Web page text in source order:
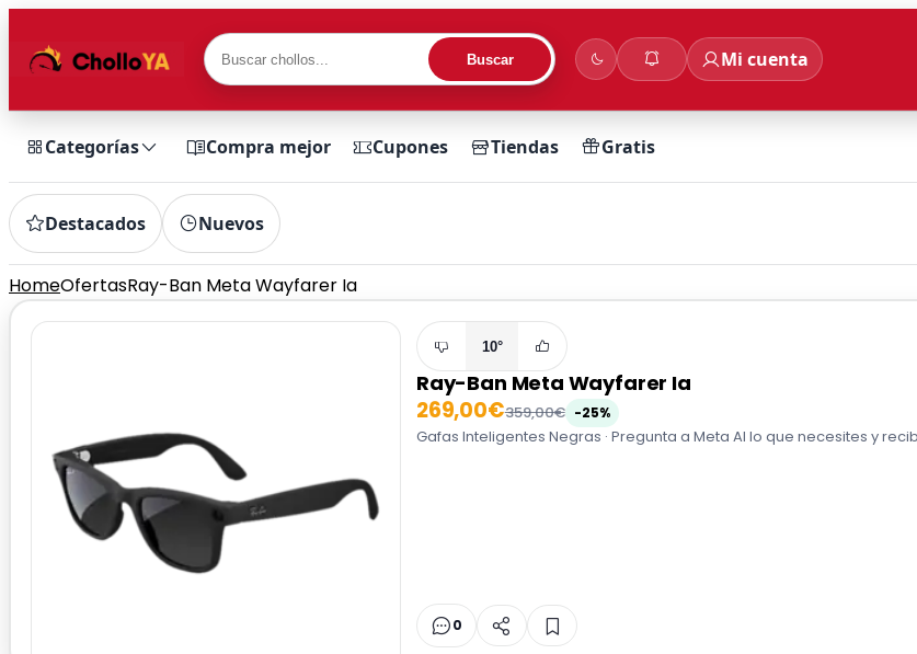
Buscar Mi cuenta
Categorías Compra mejor Cupones Tiendas Gratis
Destacados Nuevos
HomeOfertasRay-Ban Meta Wayfarer Ia
10°
Ray-Ban Meta Wayfarer Ia
269,00€359,00€ -25%
Gafas Inteligentes Negras · Pregunta a Meta AI lo que necesites y
0